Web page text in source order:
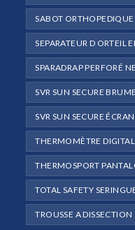
SABOT
SEPARATEUR D ORTEIL
SPARADRAP PERFORÉ
SVR SUN SECURE
SVR SUN SECURE
THERMOMÈTRE
THERMOSPORT
TOTAL SAFETY
TROUSSE A DISSECTION